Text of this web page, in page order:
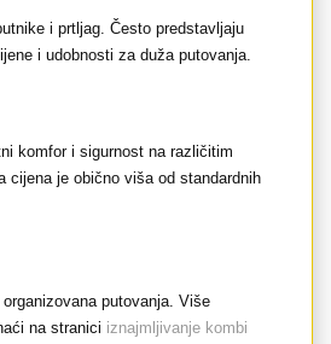
i prtljag. Često predstavljaju
i udobnosti za duža putovanja.
komfor i sigurnost na različitim
cijena je obično viša od standardnih
putovanja. Više
na stranici iznajmljivanje kombi